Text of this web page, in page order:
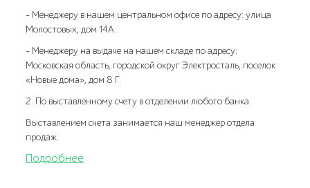
- Менеджеру в нашем центральном офисе по адресу: улица
Молостовых, дом 14А.
- Менеджеру на выдаче на нашем складе по адресу:
Московская область, городской округ Электросталь, поселок
«Новые дома», дом 8 Г.
2. По выставленному счету в отделении любого банка.
Выставлением счета занимается наш менеджер отдела
продаж.
Подробнее